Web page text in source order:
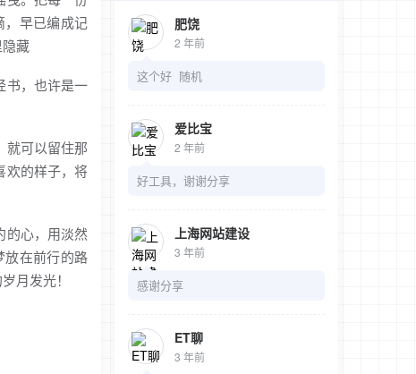
，早已编成记
藏
书，也许是一
就可以留住那
欢的样子，将
的心，用淡然
放在前行的路
月发光！
肥饶
2 年前
这个好 随机
爱比宝
2 年前
好工具，谢谢分享
上海网站建设
3 年前
感谢分享
ET聊
3 年前